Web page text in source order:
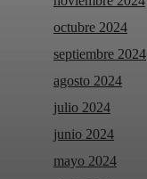
octubre 2024
septiembre 2024
agosto 2024
julio 2024
junio 2024
mayo 2024